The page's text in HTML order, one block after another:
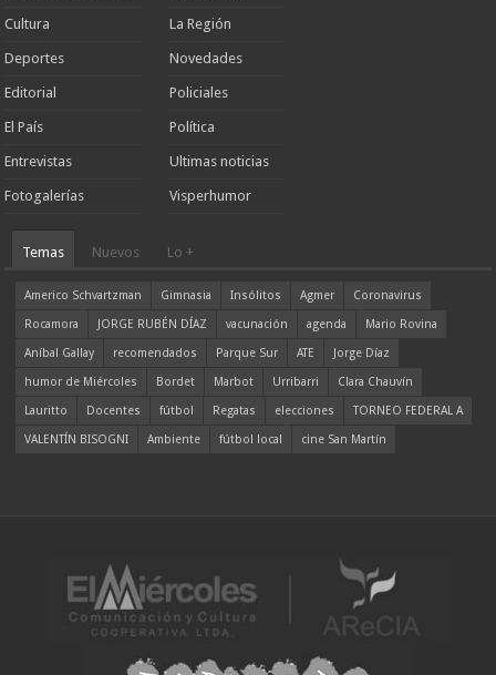
Cultura
Deportes
Editorial
El País
Entrevistas
Fotogalerías
La Región
Novedades
Policiales
Política
Ultimas noticias
Visperhumor
Temas Nuevos Lo +
Americo Schvartzman Gimnasia Insólitos Agmer
Coronavirus
Rocamora
JORGE RUBÉN DÍAZ vacunación agenda
Mario Rovina
Aníbal Gallay
recomendados Parque Sur ATE
Jorge Díaz
humor de Miércoles
Bordet Marbot Urribarri
Clara Chauvín
Lauritto
Docentes fútbol Regatas elecciones
TORNEO FEDERAL A
VALENTÍN BISOGNI
Ambiente fútbol local cine San Martín